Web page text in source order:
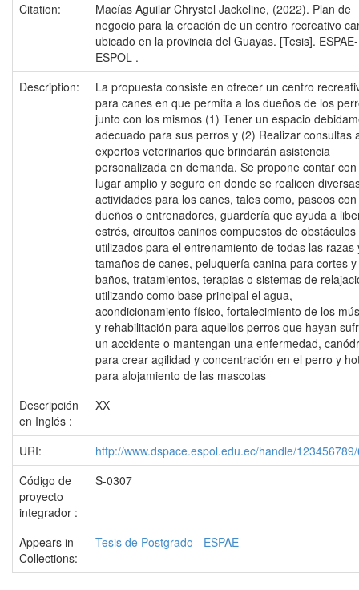
Citation:
Macías Aguilar Chrystel Jackeline, (2022). Plan de
negocio para la creación de un centro recreativo
ubicado en la provincia del Guayas. [Tesis]. ESPAE-
ESPOL .
Description:
La propuesta consiste en ofrecer un centro
para canes en que permita a los dueños de los
junto con los mismos (1) Tener un espacio
adecuado para sus perros y (2) Realizar consultas
expertos veterinarios que brindarán asistencia
personalizada en demanda. Se propone contar
lugar amplio y seguro en donde se realicen
actividades para los canes, tales como, paseos
dueños o entrenadores, guardería que ayuda a
estrés, circuitos caninos compuestos de obstáculos
utilizados para el entrenamiento de todas las razas
tamaños de canes, peluquería canina para cortes y
baños, tratamientos, terapias o sistemas de
utilizando como base principal el agua,
acondicionamiento físico, fortalecimiento de los
y rehabilitación para aquellos perros que hayan
un accidente o mantengan una enfermedad,
para crear agilidad y concentración en el perro y
para alojamiento de las mascotas
Descripción
en Inglés :
XX
URI:
http://www.dspace.espol.edu.ec/handle/
Código de
proyecto
integrador :
S-0307
Appears in
Collections:
Tesis de Postgrado - ESPAE